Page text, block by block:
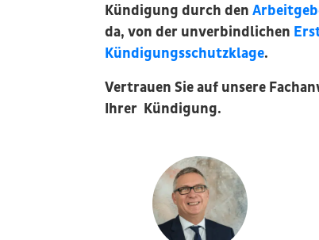
Kündigung durch den
da, von der unverbindlichen
Kündigungsschutzklage.
Vertrauen Sie auf unsere
Ihrer Kündigung.